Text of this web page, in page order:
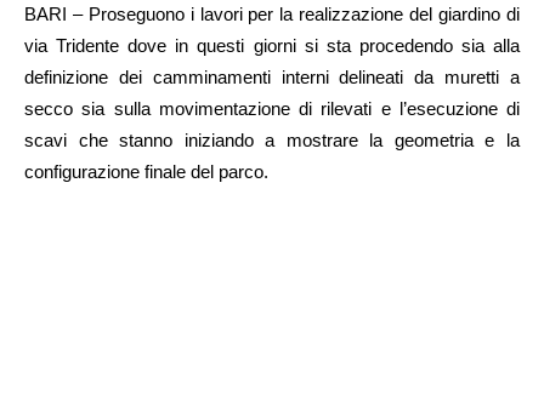
BARI – Proseguono i lavori per la realizzazione del giardino di
via Tridente dove in questi giorni si sta procedendo sia alla
definizione dei camminamenti interni delineati da muretti a
secco sia sulla movimentazione di rilevati e l’esecuzione di
scavi che stanno iniziando a mostrare la geometria e la
configurazione finale del parco.